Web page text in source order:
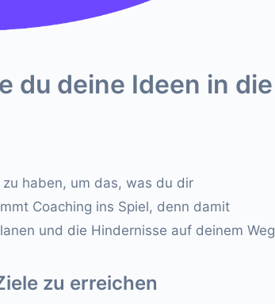
du deine Ideen in die
haben, um das, was du dir
Coaching ins Spiel, denn damit
und die Hindernisse auf deinem Weg
zu erreichen